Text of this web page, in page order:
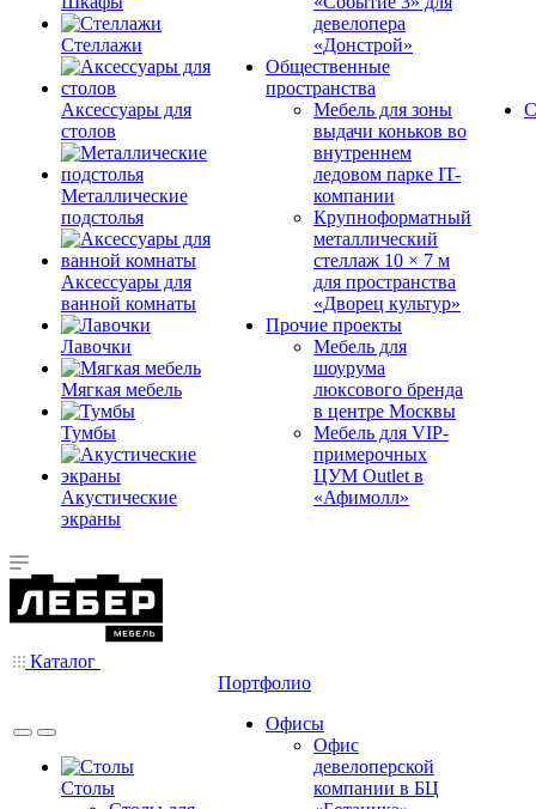
Стеллажи
Аксессуары для
столов
Металлические
подстолья
Аксессуары для
ванной комнаты
Лавочки
Мягкая мебель
Тумбы
Акустические
экраны
девелопера
«Донстрой»
Общественные
пространства
Мебель для зоны
выдачи коньков во
внутреннем
ледовом парке IT-
компании
Крупноформатный
металлический
стеллаж 10 × 7 м
для пространства
«Дворец культур»
Прочие проекты
Мебель для
шоурума
люксового бренда
в центре Москвы
Мебель для VIP-
примерочных
ЦУМ Outlet в
«Афимолл»
Каталог
Столы
Портфолио
Офисы
Офис
девелоперской
компании в БЦ